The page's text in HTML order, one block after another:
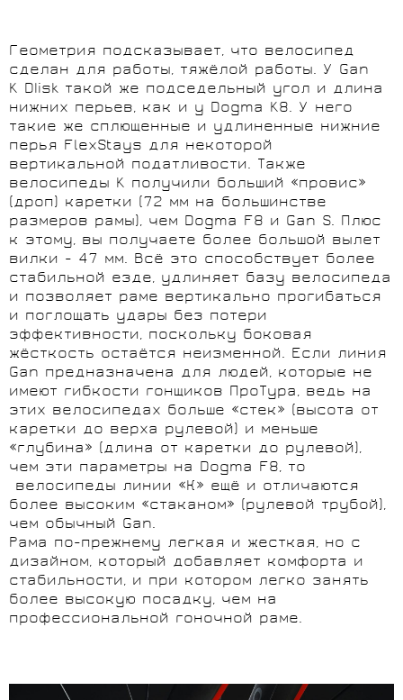
Геометрия подсказывает, что велосипед
сделан для работы, тяжёлой работы. У Gan
K DIisk такой же подседельный угол и длина
нижних перьев, как и у Dogma K8. У него
такие же сплющенные и удлиненные нижние
перья FlexStays для некоторой
вертикальной податливости. Также
велосипеды K получили больший «провис»
(дроп) каретки (72 мм на большинстве
размеров рамы), чем Dogma F8 и Gan S. Плюс
к этому, вы получаете более большой вылет
вилки - 47 мм. Всё это способствует более
стабильной езде, удлиняет базу велосипеда
и позволяет раме вертикально прогибаться
и поглощать удары без потери
эффективности, поскольку боковая
жёсткость остаётся неизменной. Если линия
Gan предназначена для людей, которые не
имеют гибкости гонщиков ПроТура, ведь на
этих велосипедах больше «стек» (высота от
каретки до верха рулевой) и меньше
«глубина» (длина от каретки до рулевой),
чем эти параметры на Dogma F8, то
велосипеды линии «К» ещё и отличаются
более высоким «стаканом» (рулевой трубой),
чем обычный Gan.
Рама по-прежнему легкая и жесткая, но с
дизайном, который добавляет комфорта и
стабильности, и при котором легко занять
более высокую посадку, чем на
профессиональной гоночной раме.